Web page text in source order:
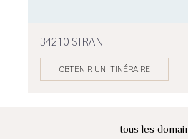
34210 SIRAN
OBTENIR UN ITINÉRAIRE
tous les